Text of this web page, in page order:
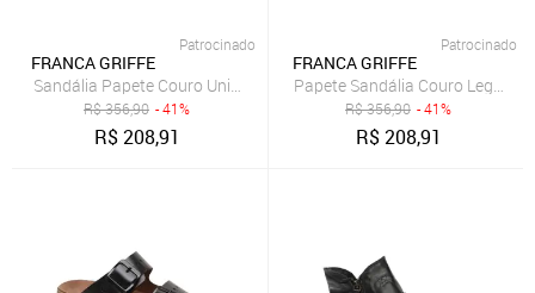
Patrocinado
FRANCA GRIFFE
Sandália Papete Couro Unissex Ajuste Fivelas Forro Couro Solado
R$356,90 - 41%
R$208,91
Patrocinado
FRANCA GRIFFE
Papete Sandália Couro
R$356,90 - 41%
R$208,91